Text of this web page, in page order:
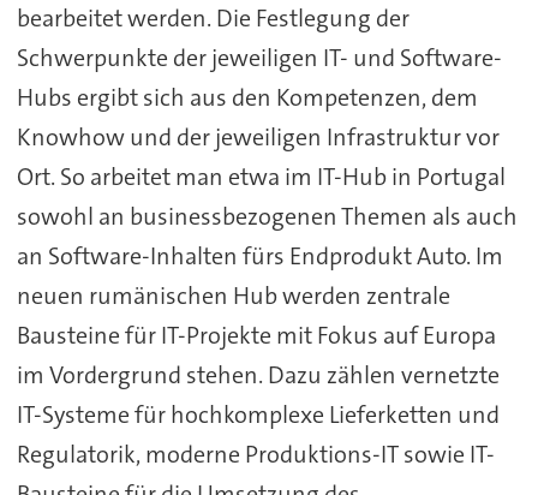
bearbeitet werden. Die Festlegung der
Schwerpunkte der jeweiligen IT- und Software-
Hubs ergibt sich aus den Kompetenzen, dem
Knowhow und der jeweiligen Infrastruktur vor
Ort. So arbeitet man etwa im IT-Hub in Portugal
sowohl an businessbezogenen Themen als auch
an Software-Inhalten fürs Endprodukt Auto. Im
neuen rumänischen Hub werden zentrale
Bausteine für IT-Projekte mit Fokus auf Europa
im Vordergrund stehen. Dazu zählen vernetzte
IT-Systeme für hochkomplexe Lieferketten und
Regulatorik, moderne Produktions-IT sowie IT-